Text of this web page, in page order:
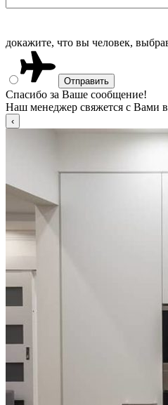
докажите, что вы человек,
Спасибо за Ваше сообщение!
Наш менеджер свяжется с Вами